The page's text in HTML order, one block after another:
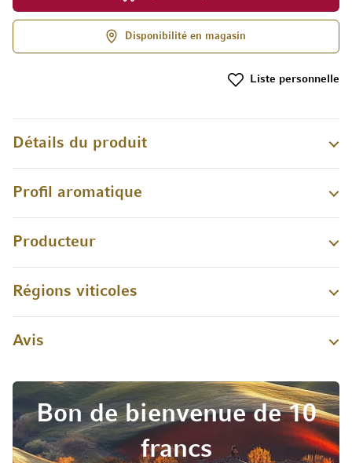
Disponibilité en magasin
Liste personnelle
Détails du produit
Profil aromatique
Producteur
Régions viticoles
Avis
Bon de bienvenue de 10
francs